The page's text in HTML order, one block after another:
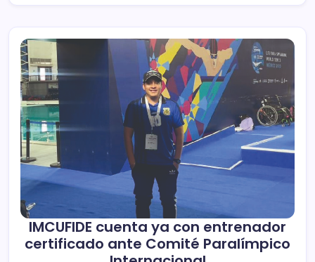
IMCUFIDE cuenta ya con entrenador
certificado ante Comité Paralímpico